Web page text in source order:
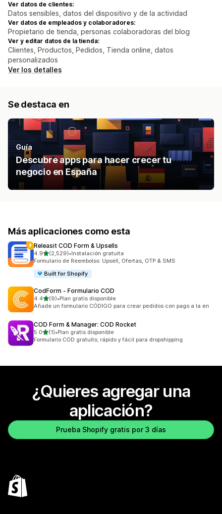
Ver datos de clientes:
Datos sensibles, datos del dispositivo y de la actividad
Ver datos de empleados y colaboradores:
Propietario de tienda, personas colaboradoras del blog
Ver y editar datos de la tienda:
Clientes, Productos, Pedidos, Tienda online, datos
personalizados
Ver los detalles
Se destaca en
Guía
Descubre apps para hacer crecer tu
negocio en España
Más aplicaciones como esta
Releasit COD Form & Upsells
4.9de 5 estrellas
(2,529)
2529 reseñas en total
•Instalación gratuita
Formulario de Reembolso: Upsell, Ofertas, OTP & SMS
Built for Shopify
CodForm ‑ Formulario COD
4.4de 5 estrellas
(9)
9 reseñas en total
•Plan gratis disponible
Añade un formulario CÓDIGO para crear pedidos con pago a la en
COD Form & Manager: COD Rocket
5.0de 5 estrellas
(1)
1 reseñas en total
•Plan gratis disponible
Formulario COD gratuito, rápido y fácil para dropshipping
¿Quieres agregar una
aplicación?
Prueba Shopify gratis por 3 días